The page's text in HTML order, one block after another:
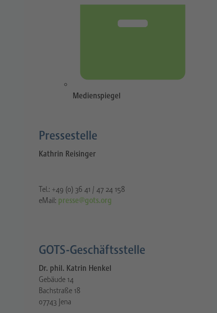
Medienspiegel
Pressestelle​
Kathrin Reisinger
Tel.: +49 (0) 36 41 / 47 24 158
eMail: presse@gots.org
GOTS-Geschäftsstelle
Dr. phil. Katrin Henkel
Gebäude 14
Bachstraße 18
07743 Jena